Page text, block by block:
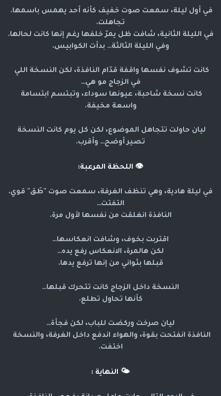
تجاهلت.
في الليلة الثانية، شافت ظل يمرّ خلفها رغم إنها كانت لحالها.
وفي الليلة الثالثة… بدأت الكوابيس.
في الزجاج مو هي…
واسعة مخيفة.
تصير أوضح… وأقرب.
👁️ اللحظة المرعبة:
في ليلة هادية، وهي تنظف الغرفة، سمعت صوت "طَق" قوي.
التفتت…
النافذة انغلقت من نفسها لأول مرة.
اقتربت بخوف، وشافت انعكاسها…
لكن هالمرة، الانعكاس رفع يده…
قبلها بثواني من إنها ترفع يدها.
النسخة داخل الزجاج كانت تتحرك قبلها…
كأنها تحاول تطلع.
ليان صرخت وركضت للباب، لكن فجأة…
اختفت.
🌤️ النهاية :